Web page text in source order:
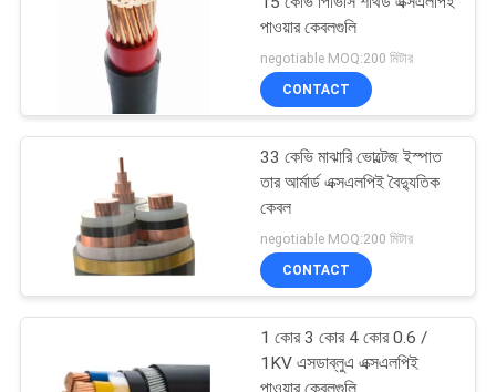
POLICY
এমভি পাওয়ার তারগুলি
10
পাওয়ার কেবলগুলি
negotiable MOQ:200 মিটার
CONTACT
33 কেভি মাঝারি ভোল্টেজ ইস্পাত
তার আর্মার্ড এক্সএলপিই বৈদ্যুতিক
কেবল
negotiable MOQ:200 মিটার
CONTACT
1 কোর 3 কোর 4 কোর 0.6 /
1KV এসডাব্লুএ এক্সএলপিই